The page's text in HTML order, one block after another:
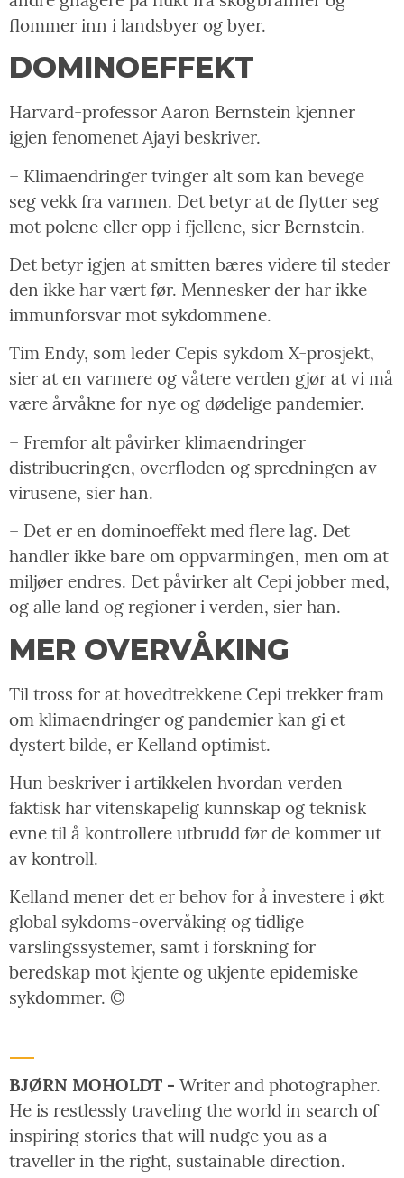
flommer inn i landsbyer og byer.
DOMINOEFFEKT
Harvard-professor Aaron Bernstein kjenner
igjen fenomenet Ajayi beskriver.
– Klimaendringer tvinger alt som kan bevege
seg vekk fra varmen. Det betyr at de flytter seg
mot polene eller opp i fjellene, sier Bernstein.
Det betyr igjen at smitten bæres videre til steder
den ikke har vært før. Mennesker der har ikke
immunforsvar mot sykdommene.
Tim Endy, som leder Cepis sykdom X-prosjekt,
sier at en varmere og våtere verden gjør at vi må
være årvåkne for nye og dødelige pandemier.
– Fremfor alt påvirker klimaendringer
distribueringen, overfloden og spredningen av
virusene, sier han.
– Det er en dominoeffekt med flere lag. Det
handler ikke bare om oppvarmingen, men om at
miljøer endres. Det påvirker alt Cepi jobber med,
og alle land og regioner i verden, sier han.
MER OVERVÅKING
Til tross for at hovedtrekkene Cepi trekker fram
om klimaendringer og pandemier kan gi et
dystert bilde, er Kelland optimist.
Hun beskriver i artikkelen hvordan verden
faktisk har vitenskapelig kunnskap og teknisk
evne til å kontrollere utbrudd før de kommer ut
av kontroll.
Kelland mener det er behov for å investere i økt
global sykdoms-overvåking og tidlige
varslingssystemer, samt i forskning for
beredskap mot kjente og ukjente epidemiske
sykdommer. ©
BJØRN MOHOLDT - Writer and photographer.
He is restlessly traveling the world in search of
inspiring stories that will nudge you as a
traveller in the right, sustainable direction.